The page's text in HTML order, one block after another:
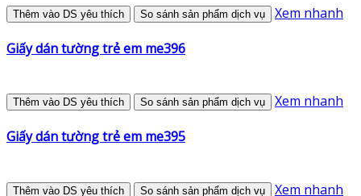
Thêm vào DS yêu thích So sánh sản phẩm dịch vụ Xem nhanh
Giấy dán tường trẻ em me396
Thêm vào DS yêu thích So sánh sản phẩm dịch vụ Xem nhanh
Giấy dán tường trẻ em me395
Thêm vào DS yêu thích So sánh sản phẩm dịch vụ Xem nhanh